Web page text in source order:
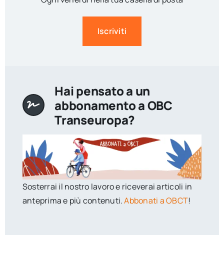
Iscriviti
Hai pensato a un
abbonamento a OBC
Transeuropa?
Sosterrai il nostro lavoro e riceverai articoli in
anteprima e più contenuti.Abbonati a OBCT!